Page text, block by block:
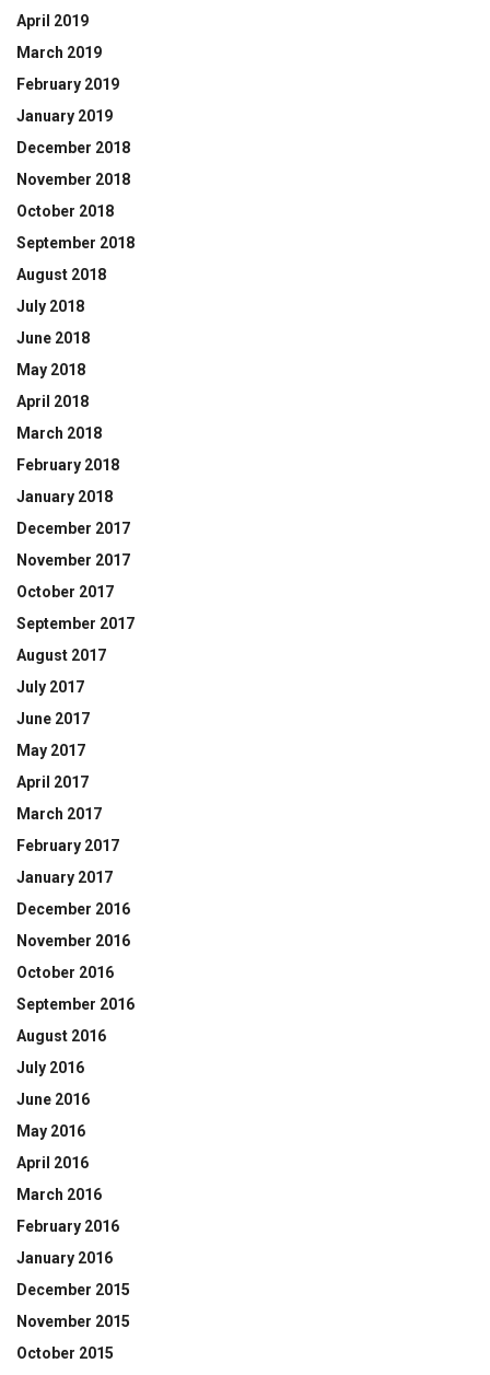
April 2019
March 2019
February 2019
January 2019
December 2018
November 2018
October 2018
September 2018
August 2018
July 2018
June 2018
May 2018
April 2018
March 2018
February 2018
January 2018
December 2017
November 2017
October 2017
September 2017
August 2017
July 2017
June 2017
May 2017
April 2017
March 2017
February 2017
January 2017
December 2016
November 2016
October 2016
September 2016
August 2016
July 2016
June 2016
May 2016
April 2016
March 2016
February 2016
January 2016
December 2015
November 2015
October 2015